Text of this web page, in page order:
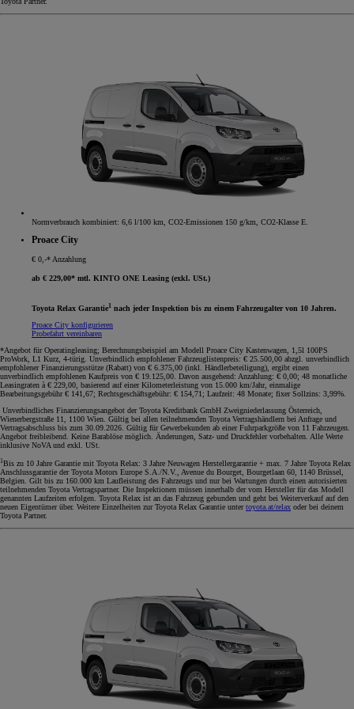
Normverbrauch kombiniert: 6,6 l/100 km, CO2-Emissionen 150 g/km, CO2-Klasse E.
Proace City
€ 0,-* Anzahlung
ab € 229,00* mtl. KINTO ONE Leasing (exkl. USt.)
Toyota Relax Garantie1 nach jeder Inspektion bis zu einem Fahrzeugalter von 10 Jahren.
Proace City konfigurieren
Probefahrt vereinbaren
*Angebot für Operatingleasing; Berechnungsbeispiel am Modell Proace City Kastenwagen, 1,5l 100PS
ProWork, L1 Kurz, 4-türig. Unverbindlich empfohlener Fahrzeuglistenpreis: € 25.500,00 abzgl. unverbindlich
empfohlener Finanzierungsstütze (Rabatt) von € 6.375,00 (inkl. Händlerbeteiligung), ergibt einen
unverbindlich empfohlenen Kaufpreis von € 19.125,00. Davon ausgehend: Anzahlung: € 0,00; 48 monatliche
Leasingraten à € 229,00, basierend auf einer Kilometerleistung von 15.000 km/Jahr, einmalige
Bearbeitungsgebühr € 141,67; Rechtsgeschäftsgebühr: € 154,71; Laufzeit: 48 Monate; fixer Sollzins: 3,99%.
Unverbindliches Finanzierungsangebot der Toyota Kreditbank GmbH Zweigniederlassung Österreich,
Wienerbergstraße 11, 1100 Wien. Gültig bei allen teilnehmenden Toyota Vertragshändlern bei Anfrage und
Vertragsabschluss bis zum 30.09.2026. Gültig für Gewerbekunden ab einer Fuhrparkgröße von 11 Fahrzeugen.
Angebot freibleibend. Keine Barablöse möglich. Änderungen, Satz- und Druckfehler vorbehalten. Alle Werte
inklusive NoVA und exkl. USt.
1 Bis zu 10 Jahre Garantie mit Toyota Relax: 3 Jahre Neuwagen Herstellergarantie + max. 7 Jahre Toyota Relax
Anschlussgarantie der Toyota Motors Europe S.A./N.V., Avenue du Bourget, Bourgetlaan 60, 1140 Brüssel,
Belgien. Gilt bis zu 160.000 km Laufleistung des Fahrzeugs und nur bei Wartungen durch einen autorisierten
teilnehmenden Toyota Vertragspartner. Die Inspektionen müssen innerhalb der vom Hersteller für das Modell
genannten Laufzeiten erfolgen. Toyota Relax ist an das Fahrzeug gebunden und geht bei Weiterverkauf auf den
neuen Eigentümer über. Weitere Einzelheiten zur Toyota Relax Garantie untertoyota.at/relax oder bei deinem
Toyota Partner.